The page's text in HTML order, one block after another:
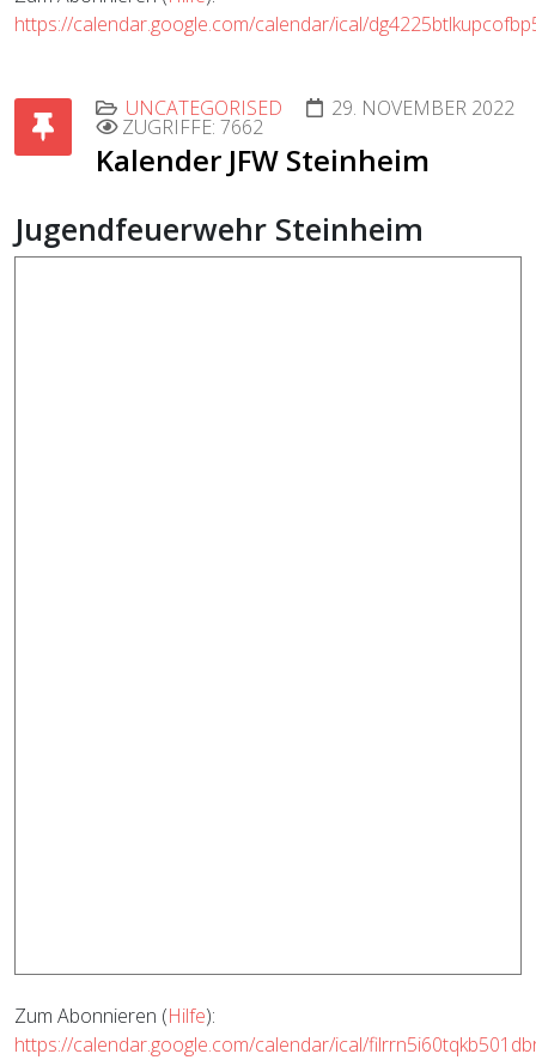
https://calendar.google.com/calendar/ical/
UNCATEGORISED 29. NOVEMBER 2022
ZUGRIFFE: 7662
Kalender JFW Steinheim
Jugendfeuerwehr Steinheim
Zum Abonnieren (Hilfe):
https://calendar.google.com/calendar/ical/